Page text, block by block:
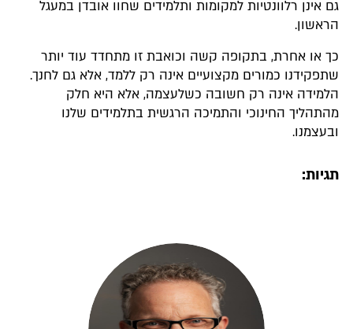
גם אינן רלוונטיות למקומות ותלמידים שחוו אובדן במעגל
הראשון.
כך או אחרת, בתקופה קשה וכואבת זו מתחדד עוד יותר
שתפקידנו כמורים מקצועיים אינה רק ללמד, אלא גם לחנך.
הלמידה אינה רק חשובה כשלעצמה, אלא היא חלק
מהתהליך החינוכי והתמיכה הרגשית בתלמידים שלנו
ובעצמנו.
תגיות: